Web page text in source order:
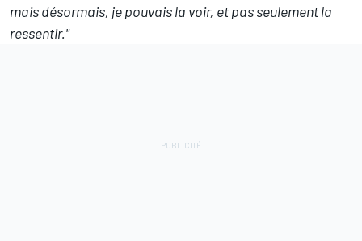
mais désormais, je pouvais la voir, et pas seulement la
ressentir."